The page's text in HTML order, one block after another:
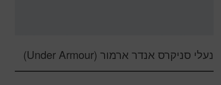
נעלי סניקרס אנדר ארמור (Under Armour)